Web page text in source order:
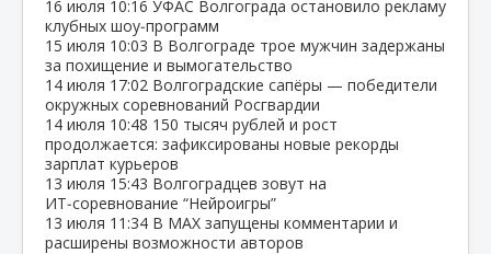
16 июля 10:16 УФАС Волгограда остановило рекламу
клубных шоу‑программ
15 июля 10:03 В Волгограде трое мужчин задержаны
за похищение и вымогательство
14 июля 17:02 Волгоградские сапёры — победители
окружных соревнований Росгвардии
14 июля 10:48 150 тысяч рублей и рост
продолжается: зафиксированы новые рекорды
зарплат курьеров
13 июля 15:43 Волгоградцев зовут на
ИТ‑соревнование “Нейроигры”
13 июля 11:34 В МАХ запущены комментарии и
расширены возможности авторов